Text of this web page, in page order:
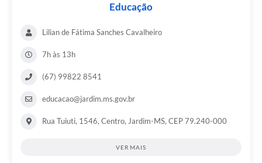
Educação
Lilian de Fátima Sanches Cavalheiro
7h às 13h
(67) 99822 8541
educacao@jardim.ms.gov.br
Rua Tuiuti, 1546, Centro, Jardim-MS, CEP 79.240-000
VER MAIS